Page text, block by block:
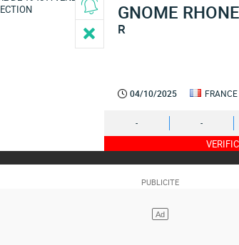
GNOME RHONE
R
04/10/2025 FRANCE
- -